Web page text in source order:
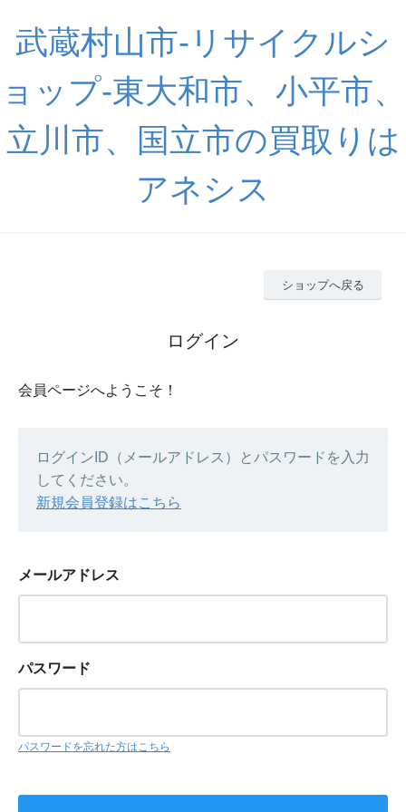
武蔵村山市-リサイクルシ
ョップ-東大和市、小平市、
立川市、国立市の買取りは
アネシス
ショップへ戻る
ログイン
会員ページへようこそ！
ログインID（メールアドレス）とパスワードを入力
してください。
新規会員登録はこちら
メールアドレス
パスワード
パスワードを忘れた方はこちら